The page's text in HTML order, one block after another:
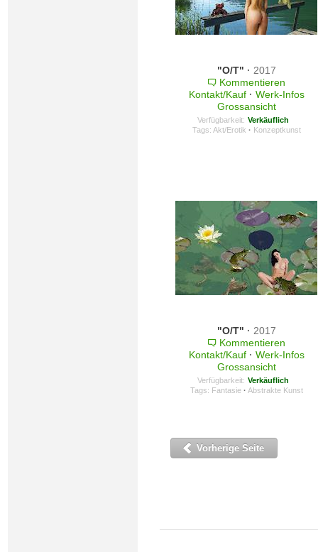
"O/T" · 2017
Kommentieren
Kontakt/Kauf · Werk-Infos
Grossansicht
Verfügbarkeit: Verkäuflich
Tags: Akt/Erotik · Konzeptkunst
"O/T" · 2017
Kommentieren
Kontakt/Kauf · Werk-Infos
Grossansicht
Verfügbarkeit: Verkäuflich
Tags: Fantasie · Abstrakte Kunst
Vorherige Seite